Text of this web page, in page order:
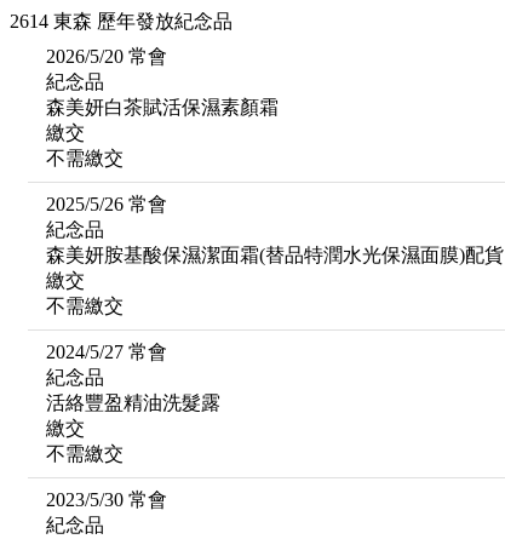
2614 東森 歷年發放紀念品
2026/5/20 常會
紀念品
森美妍白茶賦活保濕素顏霜
繳交
不需繳交
2025/5/26 常會
紀念品
森美妍胺基酸保濕潔面霜(替品特潤水光保濕面膜)配貨
繳交
不需繳交
2024/5/27 常會
紀念品
活絡豐盈精油洗髮露
繳交
不需繳交
2023/5/30 常會
紀念品